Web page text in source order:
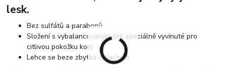
lesk.
Bez sulfátů a parabenů
Složení s vybalancovaným pH, speciálně vyvinuté pro
citlivou pokožku koní
Lehce se beze zbytků oplachuje.